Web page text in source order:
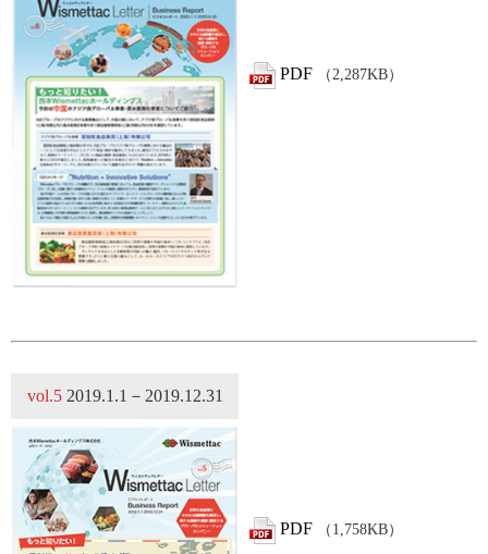
PDF （2,287KB）
vol.5 2019.1.1－2019.12.31
PDF （1,758KB）